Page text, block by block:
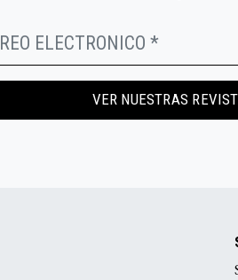
VER NUESTRAS